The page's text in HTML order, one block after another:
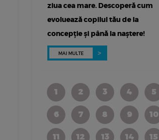
ziua cea mare. Descoperă cum
evoluează copilul tău de la
concepție și până la naștere!
MAI MULTE
1 2 3 4 5
6 7 8 9 10
11 12 13 14 15